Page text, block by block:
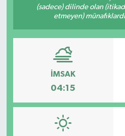
(sadece) dilinde olan
etmeyen)
İMSAK
04:15